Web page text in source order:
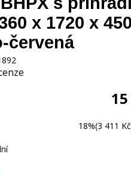
x 1720 x
červená
18%(3 411